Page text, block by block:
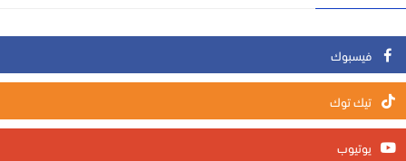
فيسبوك
تيك توك
يوتيوب